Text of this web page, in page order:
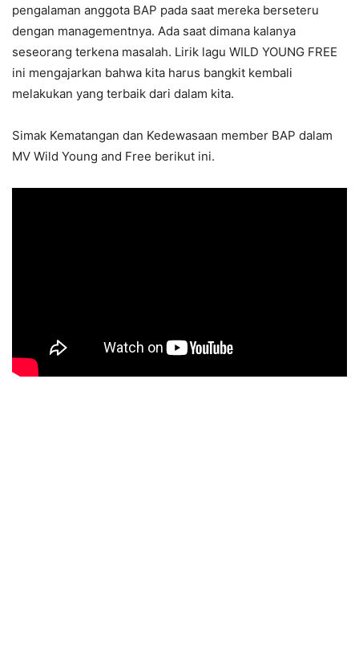
pengalaman anggota BAP pada saat mereka berseteru
dengan managementnya. Ada saat dimana kalanya
seseorang terkena masalah. Lirik lagu WILD YOUNG FREE
ini mengajarkan bahwa kita harus bangkit kembali
melakukan yang terbaik dari dalam kita.
Simak Kematangan dan Kedewasaan member BAP dalam
MV Wild Young and Free berikut ini.